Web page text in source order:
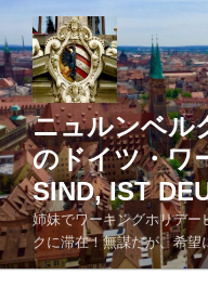
コ
ン
テ
ン
ツ
へ
ス
キ
ッ
プ
ニュルンベル
のドイツ・ワ
SIND, IST
姉妹でワーキングホリデー
クに滞在！無謀だが、希望